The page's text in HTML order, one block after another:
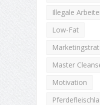
Illegale
Low-Fat
Master
Motivation